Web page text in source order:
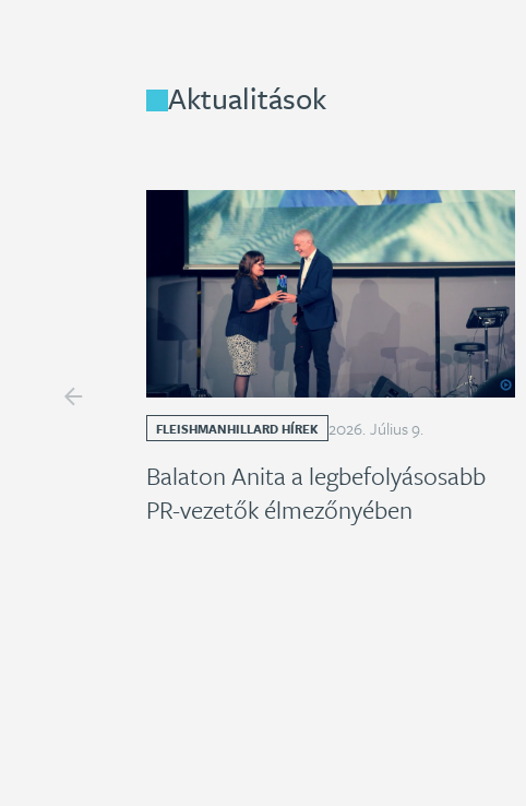
Aktualitások
FLEISHMANHILLARD HÍREK 2026. Július9.
Balaton Anita a legbefolyásosabb
PR-vezetők élmezőnyében